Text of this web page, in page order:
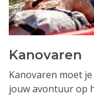
Kanovaren
Kanovaren moet
jouw avontuur op